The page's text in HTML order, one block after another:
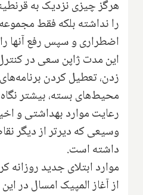
هرگز چیزی نزدیک به
را نداشته بلکه فقط
اضطراری و سپس رفع آنها
این مدت ژاپن سعی در
زدن، تعطیل کردن
محیط‌های بسته، بیشتر
رعایت موارد بهداشتی و
وسیعی که دیرتر از دیگر
داشته است.
موارد ابتلای جدید روزانه
از آغاز المپیک امسال در